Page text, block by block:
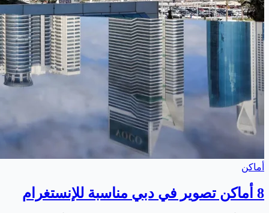
أماكن
8 أماكن تصوير في دبي مناسبة للإنستغرام